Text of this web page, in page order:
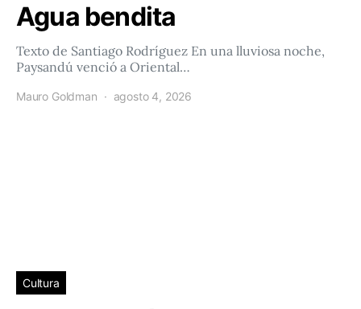
Agua bendita
Texto de Santiago Rodríguez En una lluviosa noche,
Paysandú venció a Oriental…
Mauro Goldman agosto 4, 2026
Cultura